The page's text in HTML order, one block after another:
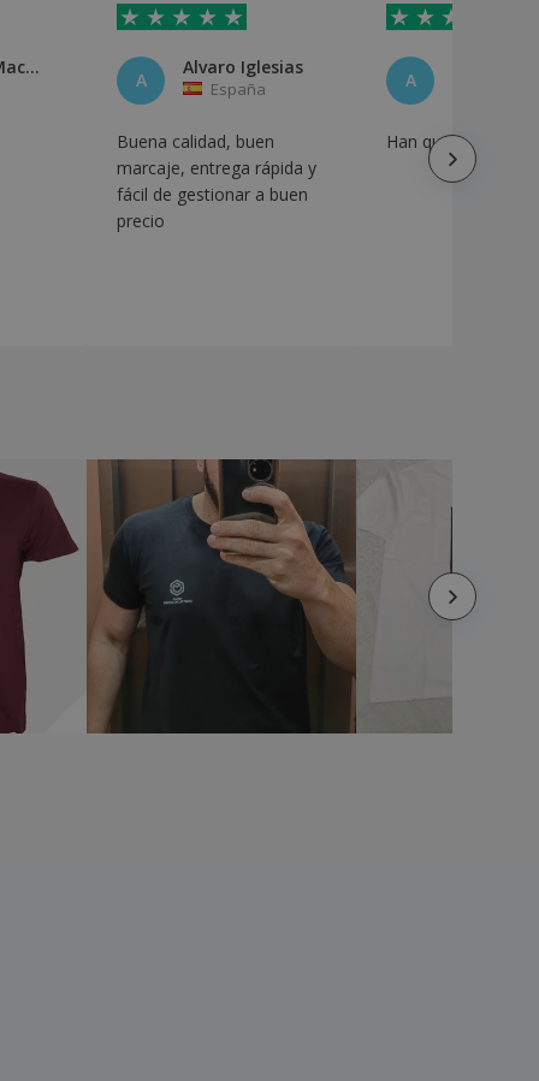
Jose Luis Machicado Ledezma
A
Alvaro Iglesias
España
Buena calidad, buen
marcaje, entrega rápida y
fácil de gestionar a buen
precio
A
Han quedado